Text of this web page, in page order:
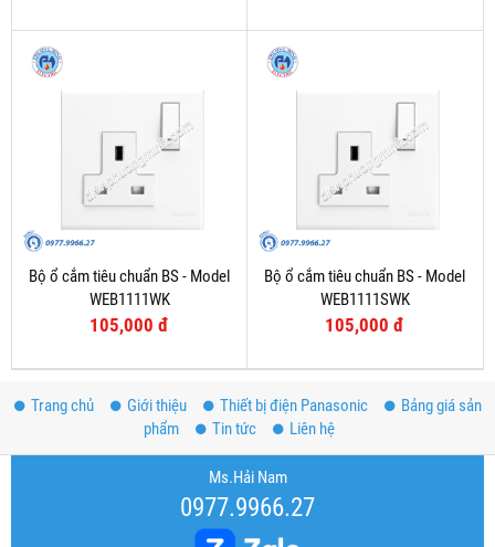
Bộ ổ cắm tiêu chuẩn BS - Model
WEB1111WK
105,000 đ
Bộ ổ cắm tiêu chuẩn BS - Model
WEB1111SWK
105,000 đ
Trang chủ Giới thiệu Thiết bị điện Panasonic
Bảng giá sản
phẩm
Tin tức Liên hệ
Ms.Hải Nam
0977.9966.27